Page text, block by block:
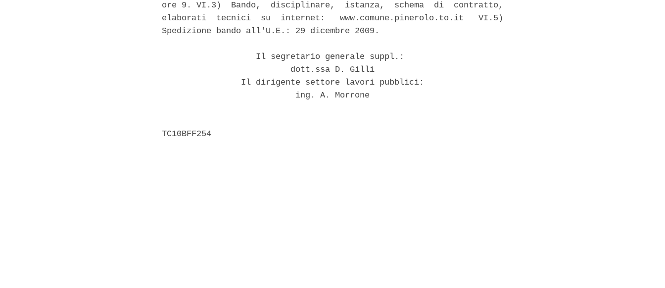
ore 9. VI.3)  Bando,  disciplinare,  istanza,  schema  di  contratto,
elaborati  tecnici  su  internet:   www.comune.pinerolo.to.it   VI.5)
Spedizione bando all'U.E.: 29 dicembre 2009.
                   Il segretario generale suppl.:
                          dott.ssa D. Gilli
                Il dirigente settore lavori pubblici:
                           ing. A. Morrone